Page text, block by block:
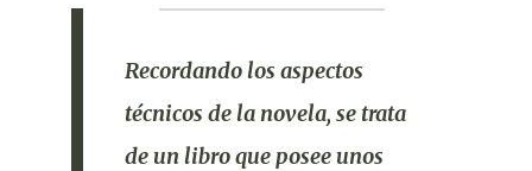
Recordando los aspectos
técnicos de la novela, se trata
de un libro que posee unos